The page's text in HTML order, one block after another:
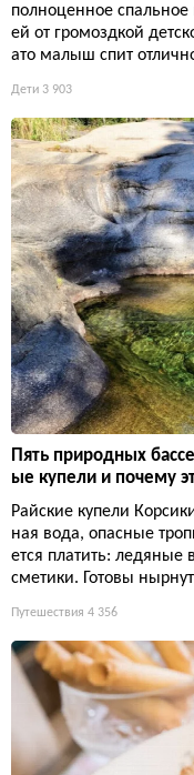
полноценное
ей от громоздкой
ато малыш спит
Дети 3 903
Пять природных
ые купели и почему
Райские купели
ная вода, опасные
ется платить: ледяные
сметики. Готовы
Путешествия 4 356